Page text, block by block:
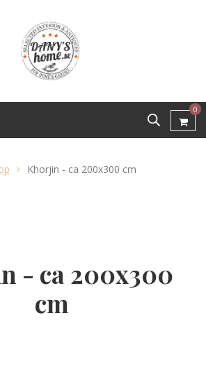
0
Khorjin - ca 200x300 cm
- ca 200x300
cm